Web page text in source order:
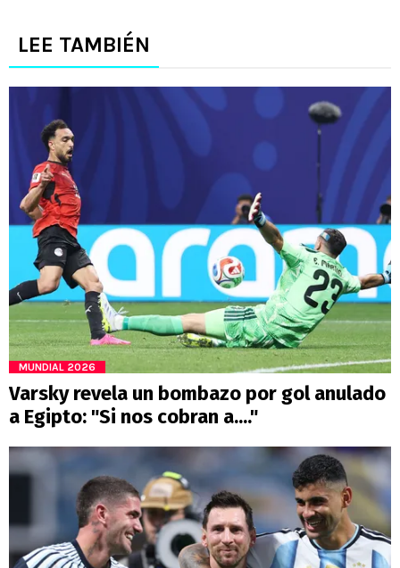
LEE TAMBIÉN
MUNDIAL 2026
Varsky revela un bombazo por gol anulado
a Egipto: "Si nos cobran a...."